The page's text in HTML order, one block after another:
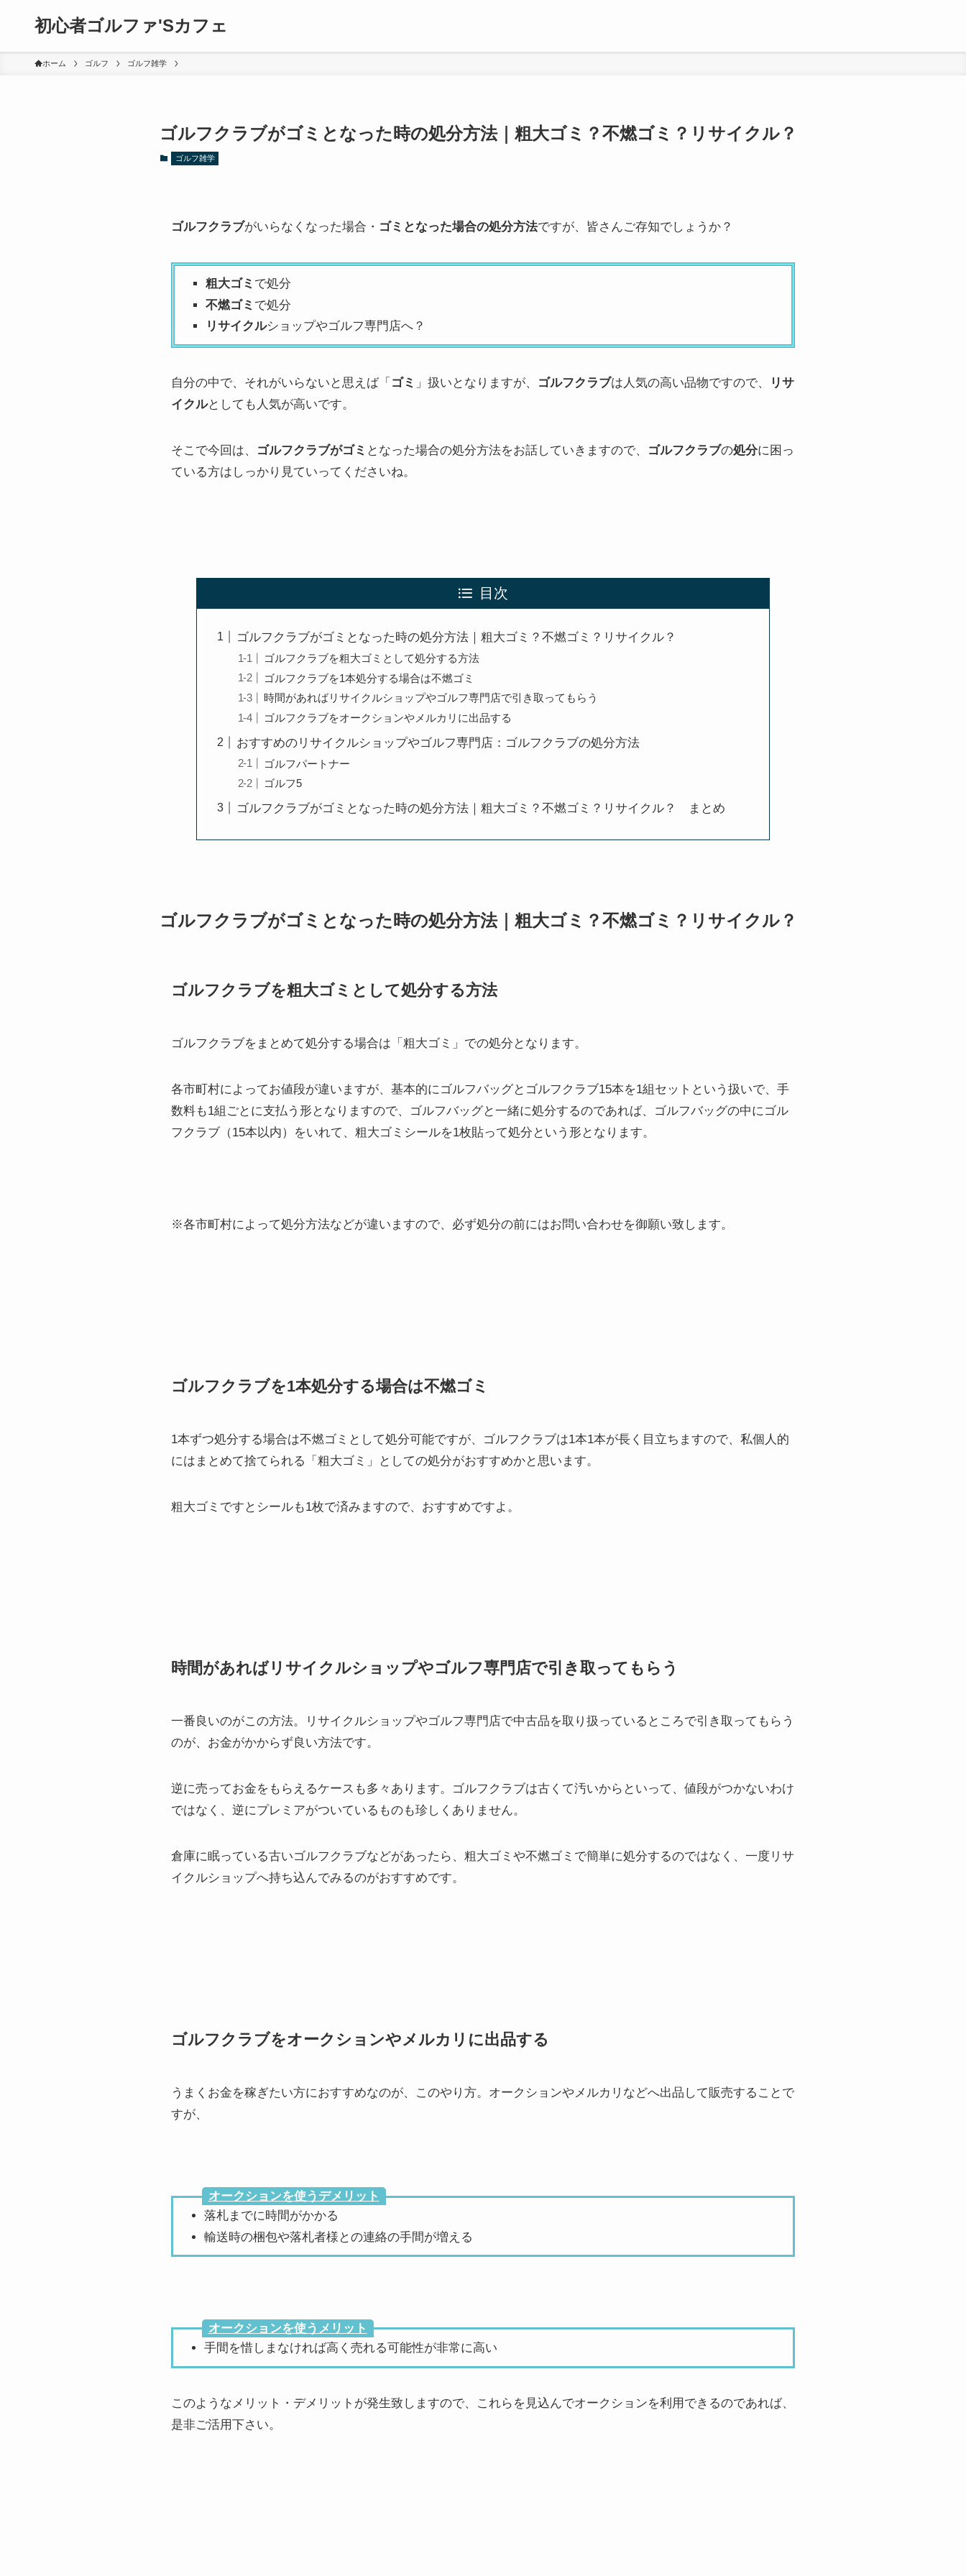
初心者ゴルファ'Sカフェ
ホーム ゴルフ ゴルフ雑学
ゴルフクラブがゴミとなった時の処分方法｜粗大ゴミ？不燃ゴミ？リサイクル？
ゴルフ雑学
ゴルフクラブがいらなくなった場合・ ゴミとなった場合の処分方法ですが、皆さんご存知でしょうか？
粗大ゴミ で処分
不燃ゴミ で処分
リサイクルショップやゴルフ専門店へ？
自分の中で、それがいらないと思えば「 ゴミ 」扱いとなりますが、 ゴルフクラブは人気の高い品物ですので、
リサ
イクルとしても人気が高いです。
そこで今回は、 ゴルフクラブがゴミ となった場合の処分方法をお話していきますので、 ゴルフクラブの処分に困っ
ている方はしっかり見ていってくださいね。
目次
ゴルフクラブがゴミとなった時の処分方法｜粗大ゴミ？不燃ゴミ？リサイクル？
ゴルフクラブを粗大ゴミとして処分する方法
ゴルフクラブを1本処分する場合は不燃ゴミ
時間があればリサイクルショップやゴルフ専門店で引き取ってもらう
ゴルフクラブをオークションやメルカリに出品する
おすすめのリサイクルショップやゴルフ専門店：ゴルフクラブの処分方法
ゴルフパートナー
ゴルフ5
ゴルフクラブがゴミとなった時の処分方法｜粗大ゴミ？不燃ゴミ？リサイクル？ まとめ
ゴルフクラブがゴミとなった時の処分方法｜粗大ゴミ？不燃ゴミ？リサイクル？
ゴルフクラブを粗大ゴミとして処分する方法
ゴルフクラブをまとめて処分する場合は「粗大ゴミ」での処分となります。
各市町村によってお値段が違いますが、基本的にゴルフバッグとゴルフクラブ15本を1組セットという扱いで、手
数料も1組ごとに支払う形となりますので、ゴルフバッグと一緒に処分するのであれば、ゴルフバッグの中にゴル
フクラブ（15本以内）をいれて、粗大ゴミシールを1枚貼って処分という形となります。
※各市町村によって処分方法などが違いますので、必ず処分の前にはお問い合わせを御願い致します。
ゴルフクラブを1本処分する場合は不燃ゴミ
1本ずつ処分する場合は不燃ゴミとして処分可能ですが、ゴルフクラブは1本1本が長く目立ちますので、私個人的
にはまとめて捨てられる「粗大ゴミ」としての処分がおすすめかと思います。
粗大ゴミですとシールも1枚で済みますので、おすすめですよ。
時間があればリサイクルショップやゴルフ専門店で引き取ってもらう
一番良いのがこの方法。リサイクルショップやゴルフ専門店で中古品を取り扱っているところで引き取ってもらう
のが、お金がかからず良い方法です。
逆に売ってお金をもらえるケースも多々あります。ゴルフクラブは古くて汚いからといって、値段がつかないわけ
ではなく、逆にプレミアがついているものも珍しくありません。
倉庫に眠っている古いゴルフクラブなどがあったら、粗大ゴミや不燃ゴミで簡単に処分するのではなく、一度リサ
イクルショップへ持ち込んでみるのがおすすめです。
ゴルフクラブをオークションやメルカリに出品する
うまくお金を稼ぎたい方におすすめなのが、このやり方。オークションやメルカリなどへ出品して販売することで
すが、
オークションを使うデメリット
落札までに時間がかかる
輸送時の梱包や落札者様との連絡の手間が増える
オークションを使うメリット
手間を惜しまなければ高く売れる可能性が非常に高い
このようなメリット・デメリットが発生致しますので、これらを見込んでオークションを利用できるのであれば、
是非ご活用下さい。